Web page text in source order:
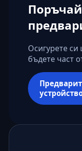
Осигурете
бъдете част